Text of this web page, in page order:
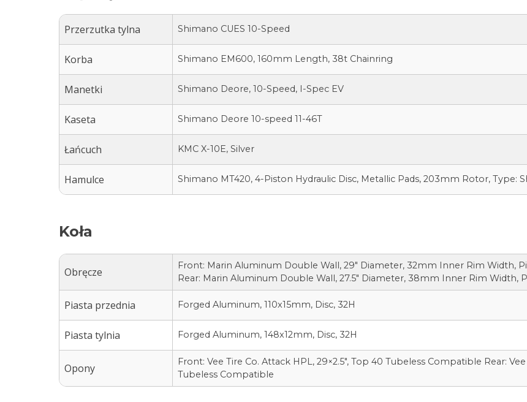
Przerzutka tylna Shimano CUES 10-Speed
Korba Shimano EM600, 160mm Length, 38t Chainring
Manetki Shimano Deore, 10-Speed, I-Spec EV
Kaseta Shimano Deore 10-speed 11-46T
Łańcuch KMC X-10E, Silver
Hamulce Shimano MT420, 4-Piston Hydraulic Disc, Metallic Pads, 203mm Rotor, Type:
Koła
Obręcze
Front: Marin Aluminum Double Wall, 29″ Diameter, 32mm Inner Rim Width,
Rear: Marin Aluminum Double Wall, 27.5″ Diameter, 38mm Inner Rim Width,
Piasta przednia Forged Aluminum, 110x15mm, Disc, 32H
Piasta tylnia Forged Aluminum, 148x12mm, Disc, 32H
Opony
Front: Vee Tire Co. Attack HPL, 29×2.5″, Top 40 Tubeless Compatible Rear:
Tubeless Compatible